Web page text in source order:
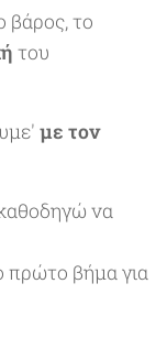
βάρος, το
του
με τον
να
πρώτο βήμα για